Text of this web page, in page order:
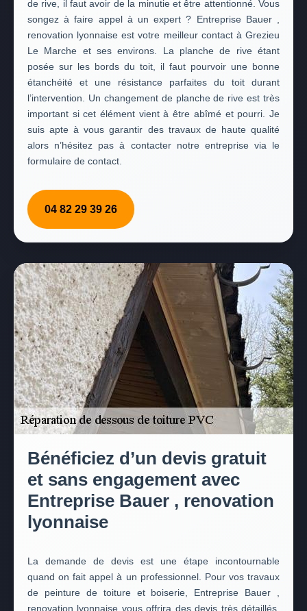
de rive, il faut avoir de la minutie et être attentionné. Vous
songez à faire appel à un expert ? Entreprise Bauer ,
renovation lyonnaise est votre meilleur contact à Grezieu
Le Marche et ses environs. La planche de rive étant
posée sur les bords du toit, il faut pourvoir une bonne
étanchéité et une résistance parfaites du toit durant
l’intervention. Un changement de planche de rive est très
important si cet élément vient à être abîmé et pourri. Je
suis apte à vous garantir des travaux de haute qualité
alors n’hésitez pas à contacter notre entreprise via le
formulaire de contact.
04 82 29 39 26
Bénéficiez d’un devis gratuit
et sans engagement avec
Entreprise Bauer , renovation
lyonnaise
La demande de devis est une étape incontournable
quand on fait appel à un professionnel. Pour vos travaux
de peinture de toiture et boiserie, Entreprise Bauer ,
renovation lyonnaise vous offrira des devis très détaillés,